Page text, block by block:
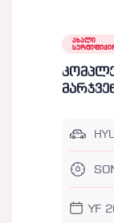
ახალი
YF